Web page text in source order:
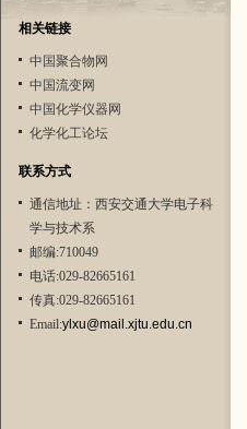
相关链接
中国聚合物网
中国流变网
中国化学仪器网
化学化工论坛
联系方式
通信地址：西安交通大学电子科
学与技术系
邮编:710049
电话:029-82665161
传真:029-82665161
Email:ylxu@mail.xjtu.edu.cn